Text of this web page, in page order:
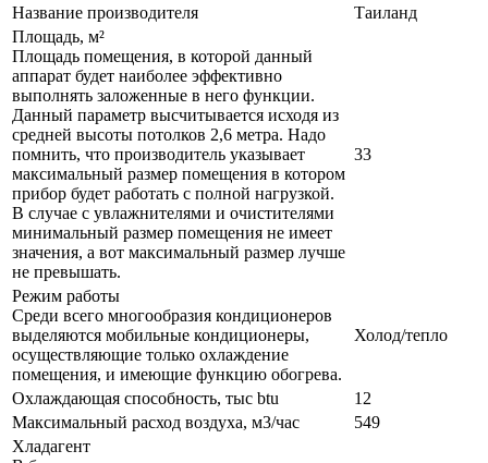
Название производителя
Таиланд
Площадь, м²
Площадь помещения, в которой данный
аппарат будет наиболее эффективно
выполнять заложенные в него функции.
Данный параметр высчитывается исходя из
средней высоты потолков 2,6 метра. Надо
помнить, что производитель указывает
максимальный размер помещения в котором
прибор будет работать с полной нагрузкой.
В случае с увлажнителями и очистителями
минимальный размер помещения не имеет
значения, а вот максимальный размер лучше
не превышать.
33
Режим работы
Среди всего многообразия кондиционеров
выделяются мобильные кондиционеры,
осуществляющие только охлаждение
помещения, и имеющие функцию обогрева.
Холод/тепло
Охлаждающая способность, тыс btu
12
Максимальный расход воздуха, м3/час
549
Хладагент